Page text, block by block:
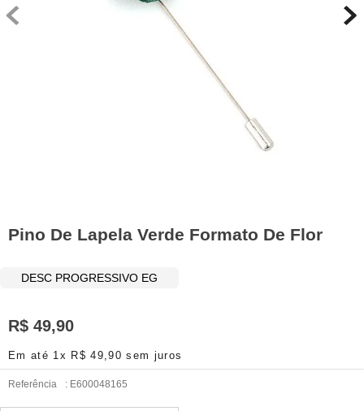
Pino De Lapela Verde Formato De Flor
DESC PROGRESSIVO EG
R$ 49,90
Em até 1x R$ 49,90 sem juros
Referência : E600048165